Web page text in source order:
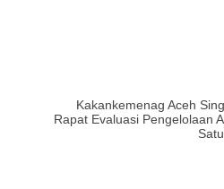
Kakankemenag Aceh
Rapat Evaluasi Pengelolaan